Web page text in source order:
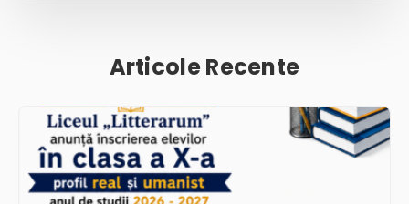
Articole Recente